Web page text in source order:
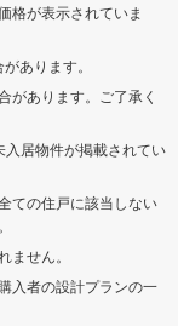
格が表示されていま
あります。
があります。ご了承く
入居物件が掲載されてい
ての住戸に該当しない
ません。
入者の設計プランの一